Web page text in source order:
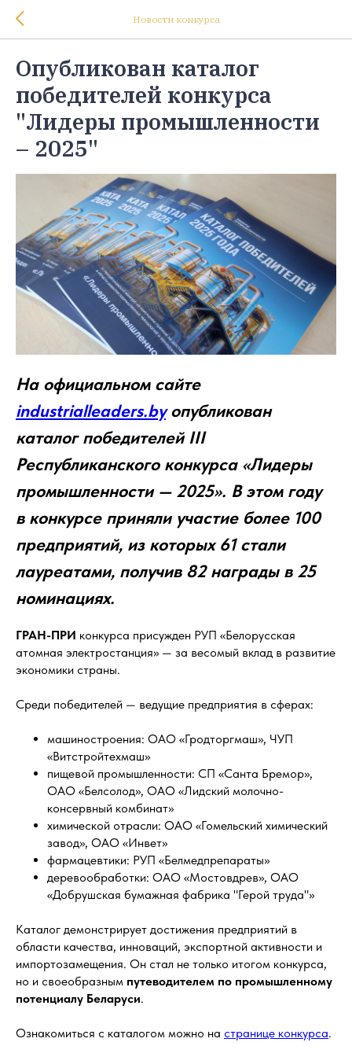
Новости конкурса
Опубликован каталог
победителей конкурса
"Лидеры промышленности
– 2025"
На официальном сайте
industrialleaders.byопубликован
каталог победителей III
Республиканского конкурса «Лидеры
промышленности — 2025». В этом году
в конкурсе приняли участие более 100
предприятий, из которых 61 стали
лауреатами, получив 82 награды в 25
номинациях.
ГРАН-ПРИ конкурса присужден РУП «Белорусская
атомная электростанция» — за весомый вклад в развитие
экономики страны.
Среди победителей — ведущие предприятия в сферах:
машиностроения: ОАО «Гродторгмаш», ЧУП
«Витстройтехмаш»
пищевой промышленности: СП «Санта Бремор»,
ОАО «Белсолод», ОАО «Лидский молочно-
консервный комбинат»
химической отрасли: ОАО «Гомельский химический
завод», ОАО «Инвет»
фармацевтики: РУП «Белмедпрепараты»
деревообработки: ОАО «Мостовдрев», ОАО
«Добрушская бумажная фабрика "Герой труда"»
Каталог демонстрирует достижения предприятий в
области качества, инноваций, экспортной активности и
импортозамещения. Он стал не только итогом конкурса,
но и своеобразным путеводителем по промышленному
потенциалу Беларуси.
Ознакомиться с каталогом можно на странице конкурса.